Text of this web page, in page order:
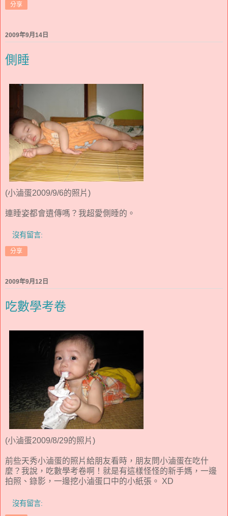
分享
2009年9月14日
側睡
(小滷蛋2009/9/6的照片)
連睡姿都會遺傳嗎？我超愛側睡的。
沒有留言:
分享
2009年9月12日
吃數學考卷
(小滷蛋2009/8/29的照片)
前些天秀小滷蛋的照片給朋友看時，朋友問小滷蛋在吃什
麼？我說，吃數學考卷啊！就是有這樣怪怪的新手媽，一邊
拍照、錄影，一邊挖小滷蛋口中的小紙張。 XD
沒有留言: